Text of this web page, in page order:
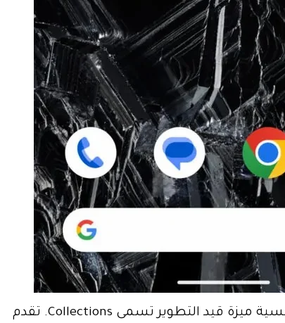
تُظهر تجارب الهندسة العكسية ميزة قيد التطوير تسمى Collections. تقدم